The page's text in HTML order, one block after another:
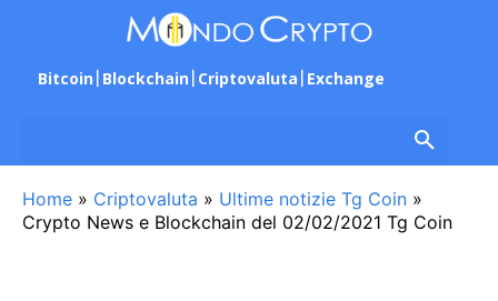
Bitcoin Blockchain Criptovaluta Exchange
Home » Criptovaluta » Ultime notizie Tg Coin »
Crypto News e Blockchain del 02/02/2021 Tg Coin